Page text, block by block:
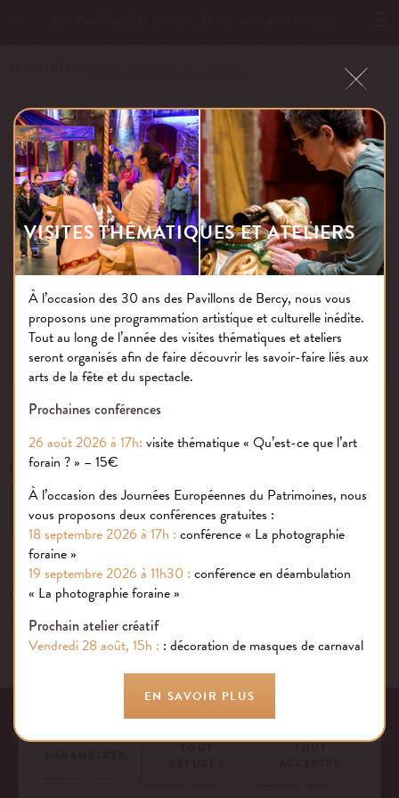
MOULIN D’ORGEMONT-2 25CM
Publié le : 02.12.19
NOS THÉMATIQUES
VISITES THÉMATIQUES ET ATELIERS
À l’occasion des 30 ans des Pavillons de Bercy, nous vous
proposons une programmation artistique et culturelle inédite.
Tout au long de l’année des visites thématiques et ateliers
seront organisés afin de faire découvrir les savoir-faire liés aux
arts de la fête et du spectacle.
Prochaines conférences
26 août 2026 à 17h: visite thématique « Qu’est-ce que l’art
forain ? » – 15€
À l’occasion des Journées Européennes du Patrimoines, nous
vous proposons deux conférences gratuites :
18 septembre 2026 à 17h : conférence « La photographie
foraine »
19 septembre 2026 à 11h30 : conférence en déambulation
« La photographie foraine »
Prochain atelier créatif
Vendredi 28 août, 15h : : décoration de masques de carnaval
EN SAVOIR PLUS
INSCRIVEZ-VOUS À NOTRE NEWSLETTER
UN ÉVÉNEMENT, UNE QUESTION ?
+33 (0)1 43 40 16 22
53 AVENUE DES TERROIRS DE FRANCE, 75012 PARIS | FRANCE
Gestion des cookies
Nous utilisons des cookies sur notre site internet pour rendre votre
expérience aussi douce qu’une confiserie foraine !
TOUT
TOUT